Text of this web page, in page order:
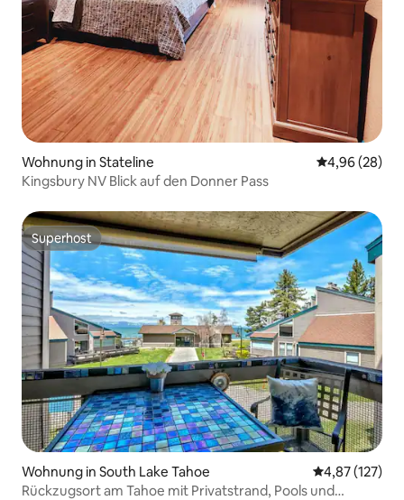
Wohnung in Stateline
4,96 (28)
Kingsbury NV Blick auf den Donner Pass
Superhost
Superhost
Wohnung in South Lake Tahoe
4,87 (127)
Rückzugsort am Tahoe mit Privatstrand, Pools und